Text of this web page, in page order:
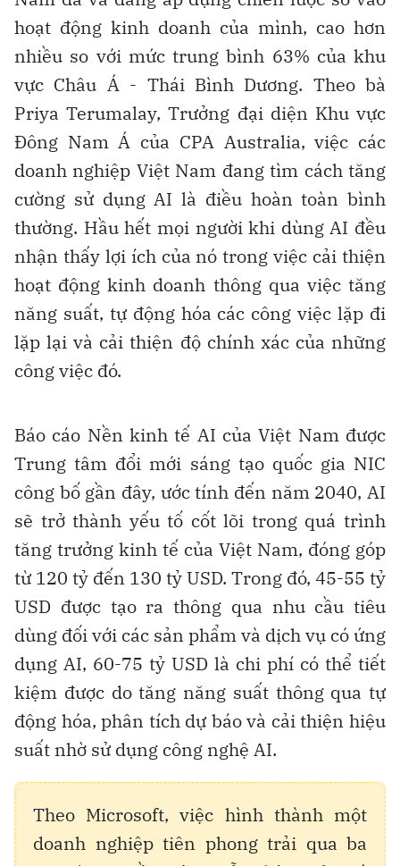
hoạt động kinh doanh của mình, cao hơn
nhiều so với mức trung bình 63% của khu
vực Châu Á - Thái Bình Dương. Theo bà
Priya Terumalay, Trưởng đại diện Khu vực
Đông Nam Á của CPA Australia, việc các
doanh nghiệp Việt Nam đang tìm cách tăng
cường sử dụng AI là điều hoàn toàn bình
thường. Hầu hết mọi người khi dùng AI đều
nhận thấy lợi ích của nó trong việc cải thiện
hoạt động kinh doanh thông qua việc tăng
năng suất, tự động hóa các công việc lặp đi
lặp lại và cải thiện độ chính xác của những
công việc đó.
Báo cáo Nền kinh tế AI của Việt Nam được
Trung tâm đổi mới sáng tạo quốc gia NIC
công bố gần đây, ước tính đến năm 2040, AI
sẽ trở thành yếu tố cốt lõi trong quá trình
tăng trưởng kinh tế của Việt Nam, đóng góp
từ 120 tỷ đến 130 tỷ USD. Trong đó, 45-55 tỷ
USD được tạo ra thông qua nhu cầu tiêu
dùng đối với các sản phẩm và dịch vụ có ứng
dụng AI, 60-75 tỷ USD là chi phí có thể tiết
kiệm được do tăng năng suất thông qua tự
động hóa, phân tích dự báo và cải thiện hiệu
suất nhờ sử dụng công nghệ AI.
Theo Microsoft, việc hình thành một
doanh nghiệp tiên phong trải qua ba